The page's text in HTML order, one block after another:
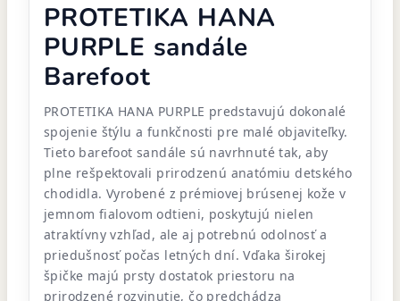
PROTETIKA HANA
PURPLE sandále
Barefoot
PROTETIKA HANA PURPLE predstavujú dokonalé
spojenie štýlu a funkčnosti pre malé objaviteľky.
Tieto barefoot sandále sú navrhnuté tak, aby
plne rešpektovali prirodzenú anatómiu detského
chodidla. Vyrobené z prémiovej brúsenej kože v
jemnom fialovom odtieni, poskytujú nielen
atraktívny vzhľad, ale aj potrebnú odolnosť a
priedušnosť počas letných dní. Vďaka širokej
špičke majú prsty dostatok priestoru na
prirodzené rozvinutie, čo predchádza